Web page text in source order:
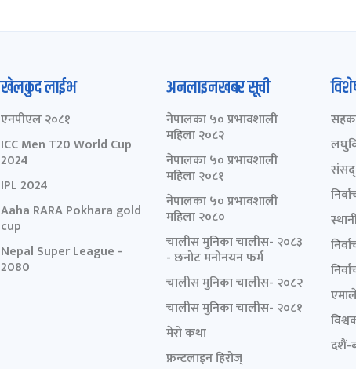
खेलकुद लाईभ
एनपीएल २०८१
ICC Men T20 World Cup
2024
IPL 2024
Aaha RARA Pokhara gold
cup
Nepal Super League -
2080
अनलाइनखबर सूची
नेपालका ५० प्रभावशाली
महिला २०८२
नेपालका ५० प्रभावशाली
महिला २०८१
नेपालका ५० प्रभावशाली
महिला २०८०
चालीस मुनिका चालीस- २०८३
- छनोट मनोनयन फर्म
चालीस मुनिका चालीस- २०८२
चालीस मुनिका चालीस- २०८१
मेरो कथा
फ्रन्टलाइन हिरोज्
संसद्
दशैं-